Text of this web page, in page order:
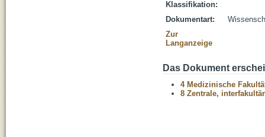
Klassifikation:
Dokumentart:
Zur
Langanzeige
Das Dokument
4 Medizinische
8 Zentrale,